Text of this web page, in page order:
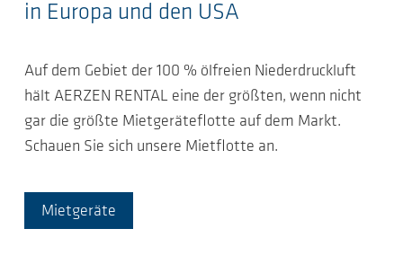
in Europa und den USA
Auf dem Gebiet der 100 % ölfreien Niederdruckluft
hält AERZEN RENTAL eine der größten, wenn nicht
gar die größte Mietgeräteflotte auf dem Markt.
Schauen Sie sich unsere Mietflotte an.
Mietgeräte